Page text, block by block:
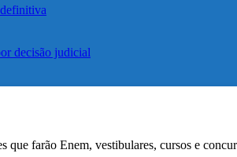
decisão judicial
que farão Enem, vestibulares, cursos e